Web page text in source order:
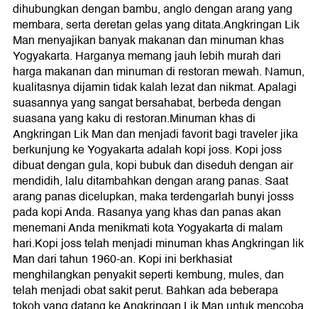
dihubungkan dengan bambu, anglo dengan arang yang
membara, serta deretan gelas yang ditata.Angkringan Lik
Man menyajikan banyak makanan dan minuman khas
Yogyakarta. Harganya memang jauh lebih murah dari
harga makanan dan minuman di restoran mewah. Namun,
kualitasnya dijamin tidak kalah lezat dan nikmat. Apalagi
suasannya yang sangat bersahabat, berbeda dengan
suasana yang kaku di restoran.Minuman khas di
Angkringan Lik Man dan menjadi favorit bagi traveler jika
berkunjung ke Yogyakarta adalah kopi joss. Kopi joss
dibuat dengan gula, kopi bubuk dan diseduh dengan air
mendidih, lalu ditambahkan dengan arang panas. Saat
arang panas dicelupkan, maka terdengarlah bunyi josss
pada kopi Anda. Rasanya yang khas dan panas akan
menemani Anda menikmati kota Yogyakarta di malam
hari.Kopi joss telah menjadi minuman khas Angkringan lik
Man dari tahun 1960-an. Kopi ini berkhasiat
menghilangkan penyakit seperti kembung, mules, dan
telah menjadi obat sakit perut. Bahkan ada beberapa